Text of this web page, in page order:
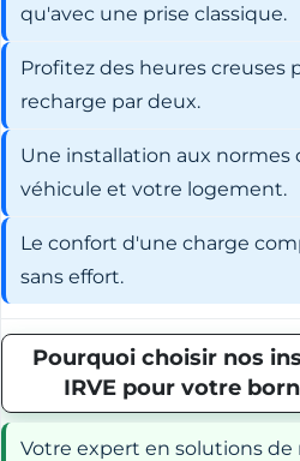
qu'avec une prise classique.
Profitez des heures creuses
recharge par deux.
Une installation aux
véhicule et votre logement.
Le confort d'une charge
sans effort.
Pourquoi choisir nos
IRVE pour votre
Votre expert en solutions de